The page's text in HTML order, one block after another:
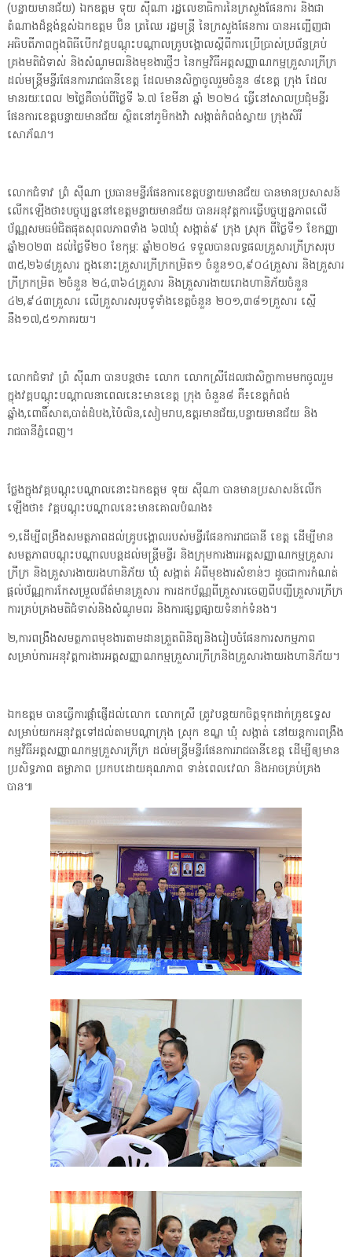
(បន្ទាយមានជ័យ) ឯកឧត្តម ទុយ សុីណា រដ្ឋលេខាធិការនៃក្រសួងផែនការ និងជា
តំណាងដ៏ខ្ពង់ខ្ពស់ឯកឧត្តម ប៊ិន ត្រឈៃ រដ្ឋមន្ត្រី នៃក្រសួងផែនការ បានអញ្ជើញជា
អធិបតីភាពក្នុងពិធីបើកវគ្គបណ្ដុះបណ្ដាលគ្រូបង្គោលស្ដីពីការប្រើប្រាស់ប្រព័ន្ធគ្រប់
គ្រងមតិជំទាស់ និងសំណូមពរនិងមុខងារថ្មីៗ នៃកម្មវិធីអត្តសញ្ញាណកម្មគ្រួសារក្រីក្រ
ដល់មន្ត្រីមន្ទីរផែនការរាជធានីខេត្ត ដែលមានសិក្ខាចូលរួមចំនួន ៨ខេត្ត ក្រុង ដែល
មានរយៈពេល ២ថ្ងៃគឺចាប់ពីថ្ងៃទី ៦.៧ ខែមីនា ឆ្នាំ ២០២៤ ធ្វើនៅសាលប្រជុំមន្ទីរ
ផែនការខេត្តបន្ទាយមានជ័យ ស្ថិតនៅភូមិកងវ៉ា សង្កាត់កំពង់ស្វាយ ក្រុងសិរី
សោភ័ណ។
លោកជំទាវ ព្រំ សុីណា ប្រធានមន្ទីរផែនការខេត្តបន្ទាយមានជ័យ បានមានប្រសាសន៍
លើកឡើងថា៖បច្ចុប្បន្ននៅខេត្តមន្ទាយមានជ័យ បានអនុវត្តការធ្វើបច្ចុប្បន្នភាពលើ
ប័ណ្ណសមធម៌ជិតផុតសុពលភាពទាំង ៦៧ឃុំ សង្កាត់៩ ក្រុង ស្រុក ពីថ្ងៃទី១ ខែកញ្ញា
ឆ្នាំ២០២៣ ដល់ថ្ងៃទី២០ ខែកុម្ភៈ ឆ្នាំ២០២៤ ទទួលបានលទ្ធផលគ្រួសារក្រីក្រសរុប
៣៥,២៦៨គ្រួសារ ក្នុងនោះគ្រួសារក្រីក្រកម្រិត១ ចំនួន១០,៩០៤គ្រួសារ និងគ្រួសារ
ក្រីក្រកម្រិត ២ចំនួន ២៤,៣៦៤គ្រួសារ និងគ្រួសារងាយរោងហានិភ័យចំនួន
៤២,៩៤៣គ្រួសារ លើគ្រួសារសរុបទូទាំងខេត្តចំនួន ២០១,៣៨១គ្រួសារ ស្មើ
នឹង១៧,៥១ភាគរយ។
លោកជំទាវ ព្រំ សុីណា បានបន្តថា៖ លោក លោកស្រីដែលជាសិក្ខាកាមមកចូលរួម
ក្នុងវគ្គបណ្ដុះបណ្ដាលនាពេលនេះមានខេត្ត ក្រុង ចំនួន៨ គឺ៖ខេត្តកំពង់
ឆ្នាំង,ពោធិ៍សាត,បាត់ដំបង,ប៉ៃលិន,សៀមរាប,ឧត្តរមានជ័យ,បន្ទាយមានជ័យ និង
រាជធានីភ្នំពេញ។
ថ្លែងក្នុងវគ្គបណ្ដុះបណ្ដាលនោះឯកឧត្តម ទុយ សុីណា បានមានប្រសាសន៍លើក
ឡើងថា៖ វគ្គបណ្ដុះបណ្ដាលនេះមានគោលបំណង៖
១,ដើម្បីពង្រឹងសមត្ថភាពដល់គ្រូបង្គោលរបស់មន្ទីរផែនការរាជធានី ខេត្ត ដើម្បីមាន
សមត្ថភាពបណ្ដុះបណ្ដាលបន្តដល់មន្ត្រីមន្ទីរ និងក្រុមការងារអត្តសញ្ញាណកម្មគ្រួសារ
ក្រីក្រ និងគ្រួសារងាយរងហានិភ័យ ឃុំ សង្កាត់ អំពីមុខងារសំខាន់ៗ ដូចជាការកំណត់
ផ្ដល់ប័ណ្ណការកែសម្រួលព័ត៌មានគ្រួសារ ការដកប័ណ្ណពីគ្រួសារចេញពីបញ្ជីគ្រួសារក្រីក្រ
ការគ្រប់គ្រងមតិជំទាស់និងសំណូមពរ និងការផ្សព្វផ្សាយទំនាក់ទំនង។
២,ការពង្រឹងសមត្ថភាពមុខងារតាមដានត្រួតពិនិត្យនិងរៀបចំផែនការសកម្មភាព
សម្រាប់ការអនុវត្តការងារអត្តសញ្ញាណកម្មគ្រួសារក្រីក្រនិងគ្រួសារងាយរងហានិភ័យ។
ឯកឧត្តម បានធ្វើការផ្ដាំផ្ញើដល់លោក លោកស្រី ត្រូវបន្តយកចិត្តទុកដាក់គ្រូឧទ្ទេស
សម្រាប់យកអនុវត្តទៅដល់តាមបណ្ដាក្រុង ស្រុក ខណ្ឌ ឃុំ សង្កាត់ នៅយន្តការពង្រឹង
កម្មវិធីអត្តសញ្ញាណកម្មគ្រួសារក្រីក្រ ដល់មន្ត្រីមន្ទីរផែនការរាជធានីខេត្ត ដើម្បីឲ្យមាន
ប្រសិទ្ធភាព តម្លាភាព ប្រកបដោយគុណភាព ទាន់ពេលវេលា និងអាចគ្រប់គ្រង
បាន៕